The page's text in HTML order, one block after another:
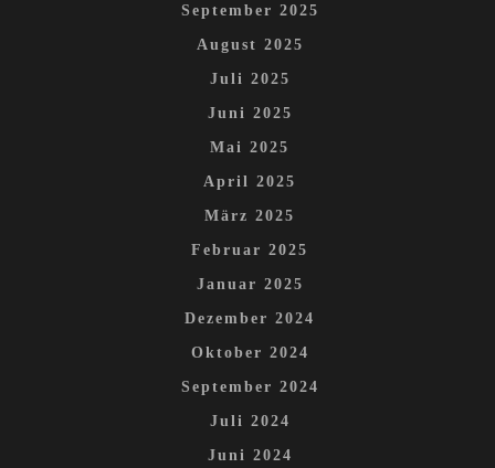
September 2025
August 2025
Juli 2025
Juni 2025
Mai 2025
April 2025
März 2025
Februar 2025
Januar 2025
Dezember 2024
Oktober 2024
September 2024
Juli 2024
Juni 2024